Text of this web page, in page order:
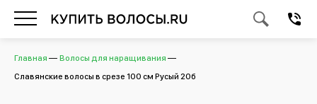
Главная
Волосы для наращивания
Славянские волосы в срезе 100 см Русый 20б